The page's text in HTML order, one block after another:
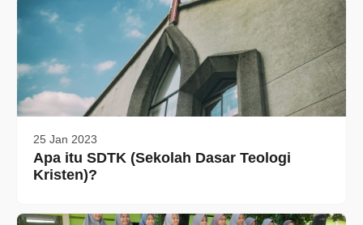
25 Jan 2023
Apa itu SDTK (Sekolah Dasar Teologi
Kristen)?